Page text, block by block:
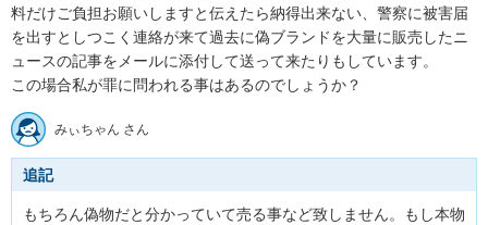
料だけご負担お願いしますと伝えたら納得出来ない、警察に被害届
を出すとしつこく連絡が来て過去に偽ブランドを大量に販売したニ
ュースの記事をメールに添付して送って来たりもしています。
この場合私が罪に問われる事はあるのでしょうか？
みぃちゃん さん
追記
もちろん偽物だと分かっていて売る事など致しません。もし本物